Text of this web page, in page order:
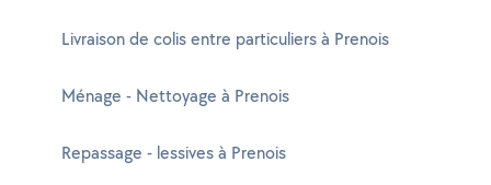
Livraison de colis entre particuliers à Prenois
Ménage - Nettoyage à Prenois
Repassage - lessives à Prenois